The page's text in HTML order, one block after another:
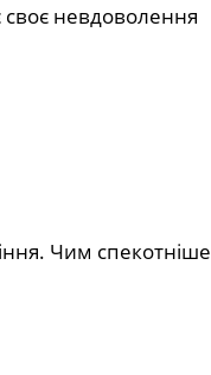
невдоволення
Чим спекотніше